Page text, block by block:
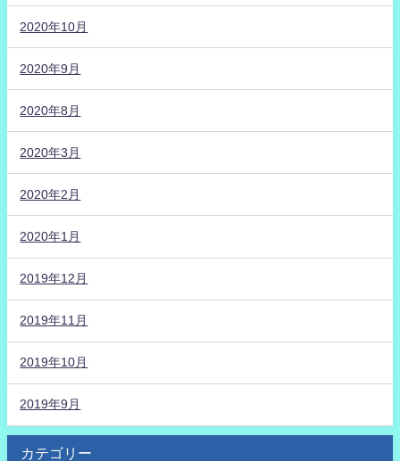
2020年10月
2020年9月
2020年8月
2020年3月
2020年2月
2020年1月
2019年12月
2019年11月
2019年10月
2019年9月
カテゴリー